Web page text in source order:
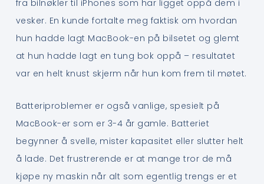
fra bilnøkler til iPhones som har ligget oppå dem i
vesker. En kunde fortalte meg faktisk om hvordan
hun hadde lagt MacBook-en på bilsetet og glemt
at hun hadde lagt en tung bok oppå – resultatet
var en helt knust skjerm når hun kom frem til møtet.
Batteriproblemer er også vanlige, spesielt på
MacBook-er som er 3-4 år gamle. Batteriet
begynner å svelle, mister kapasitet eller slutter helt
å lade. Det frustrerende er at mange tror de må
kjøpe ny maskin når alt som egentlig trengs er et